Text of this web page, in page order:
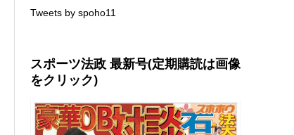
Tweets by spoho11
スポーツ法政 最新号(定期購読は画像
をクリック)